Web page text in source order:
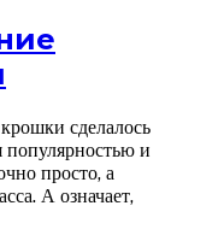
сделалось
популярностью и
просто, а
А означает,